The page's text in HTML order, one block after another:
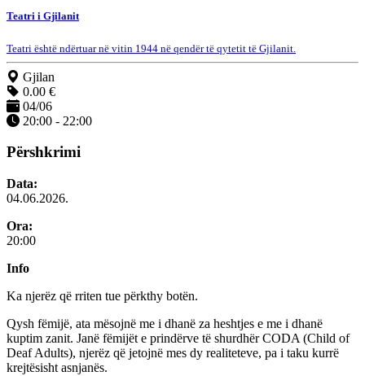
Teatri i Gjilanit
Teatri është ndërtuar në vitin 1944 në qendër të qytetit të Gjilanit.
Gjilan
0.00 €
04/06
20:00 - 22:00
Përshkrimi
Data:
04.06.2026.
Ora:
20:00
Info
Ka njerëz që rriten tue përkthy botën.
Qysh fëmijë, ata mësojnë me i dhanë za heshtjes e me i dhanë
kuptim zanit. Janë fëmijët e prindërve të shurdhër CODA (Child of
Deaf Adults), njerëz që jetojnë mes dy realiteteve, pa i taku kurrë
krejtësisht asnjanës.